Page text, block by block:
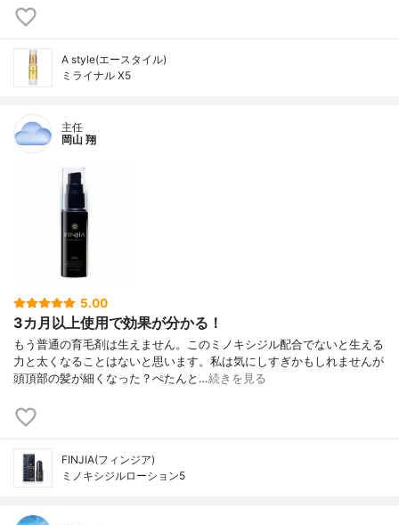
A style(エースタイル)
ミライナル X5
主任
岡山 翔
5.00
3カ月以上使用で効果が分かる！
もう普通の育毛剤は生えません。このミノキシジル配合でないと生える
力と太くなることはないと思います。私は気にしすぎかもしれませんが
頭頂部の髪が細くなった？ぺたんと…続きを見る
FINJIA(フィンジア)
ミノキシジルローション5